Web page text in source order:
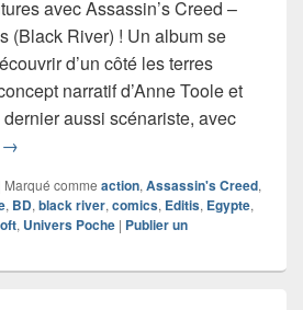
avec Assassin’s Creed –
(Black River) ! Un album se
d’un côté les terres
narratif d’Anne Toole et
aussi scénariste, avec
Chronique bande dessinée
→
Marqué comme action, Assassin's Creed,
, BD, black river, comics, Editis, Egypte,
, Univers Poche | Publier un